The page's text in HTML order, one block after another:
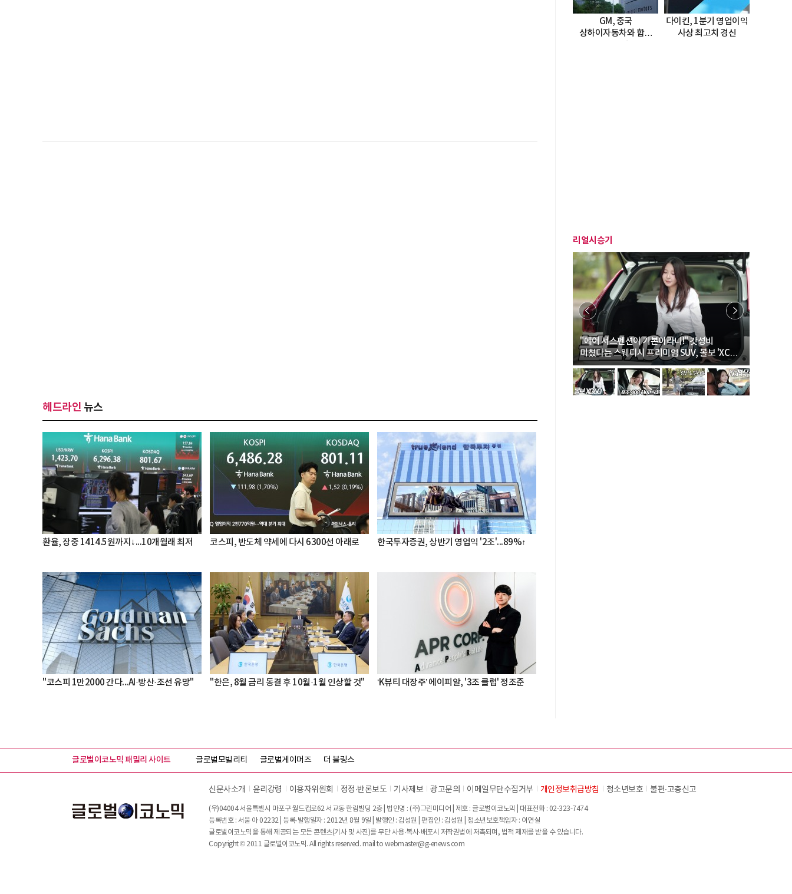
헤드라인 뉴스
환율, 장중 1414.5원까지↓...10개월래 최저 코스피, 반도체 약세에 다시 6300선 아래로 한국투자증권, 상반기 영업익 '2조'...89%↑
"코스피 1만2000 간다...AI·방산·조선 유망" "한은, 8월 금리 동결 후 10월·1월 인상할 것" ‘K뷰티 대장주’ 에이피알, '3조 클럽' 정조준
GM, 중국
상하이자동차와 합작
다이킨, 1분기 영업이익
사상 최고치 경신
리얼시승기
"에어 서스펜션이 기본이라니!" 갓성비
미쳤다는 스웨디시 프리미엄 SUV, 볼보 'XC60
B5 울트라'
글로벌이코노믹 패밀리 사이트 글로벌모빌리티 글로벌게이머즈 더 블링스
신문사소개 윤리강령 이용자위원회 정정∙반론보도 기사제보 광고문의 이메일무단수집거부 개인정보취급방침 청소년보호 불편∙고충신고
(우)04004 서울특별시 마포구 월드컵로62 서교동 한림빌딩 2층 | 법인명 : (주)그린미디어 | 제호 : 글로벌이코노믹 | 대표전화 : 02-323-7474
등록번호 : 서울 아 02232 | 등록·발행일자 : 2012년 8월 9일 | 발행인 : 김성원 | 편집인 : 김성원 | 청소년보호책임자 : 이연실
글로벌이코노믹을 통해 제공되는 모든 콘텐츠(기사 및 사진)를 무단 사용·복사·배포시 저작권법에 저촉되며, 법적 제재를 받을 수 있습니다.
Copyright © 2011 글로벌이코노믹. All rights reserved. mail to webmaster@g-enews.com